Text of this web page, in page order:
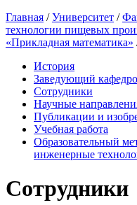
Главная /Университет /
технологии пищевых
«Прикладная математика»
История
Заведующий
Сотрудники
Научные
Публикации и
Учебная работа
Образовательный
инженерные
Сотрудники